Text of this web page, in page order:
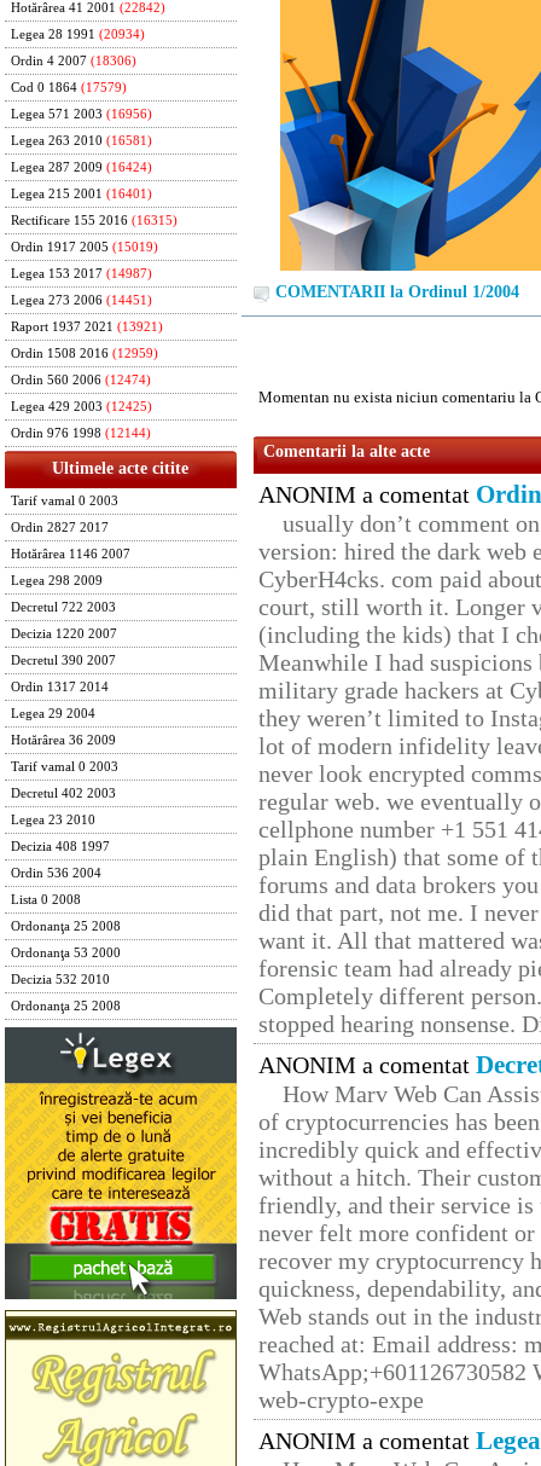
Hotărârea 41 2001 (22842)
Legea 28 1991 (20934)
Ordin 4 2007 (18306)
Cod 0 1864 (17579)
Legea 571 2003 (16956)
Legea 263 2010 (16581)
Legea 287 2009 (16424)
Legea 215 2001 (16401)
Rectificare 155 2016 (16315)
Ordin 1917 2005 (15019)
Legea 153 2017 (14987)
Legea 273 2006 (14451)
Raport 1937 2021 (13921)
Ordin 1508 2016 (12959)
Ordin 560 2006 (12474)
Legea 429 2003 (12425)
Ordin 976 1998 (12144)
Ultimele acte citite
Tarif vamal 0 2003
Ordin 2827 2017
Hotărârea 1146 2007
Legea 298 2009
Decretul 722 2003
Decizia 1220 2007
Decretul 390 2007
Ordin 1317 2014
Legea 29 2004
Hotărârea 36 2009
Tarif vamal 0 2003
Decretul 402 2003
Legea 23 2010
Decizia 408 1997
Ordin 536 2004
Lista 0 2008
Ordonanţa 25 2008
Ordonanţa 53 2000
Decizia 532 2010
Ordonanţa 25 2008
COMENTARII la Ordinul 1/2004
Momentan nu exista niciun comentariu la
Comentarii la alte acte
ANONIM a comentat
usually don’t comment
version: hired the dark web
CyberH4cks. com paid
court, still worth it. Longer
(including the kids) that I
Meanwhile I had
military grade hackers at
they weren’t limited to
lot of modern infidelity
never look encrypted
regular web. we eventually
cellphone number +1 551
plain English) that some of
forums and data brokers
did that part, not me. I
want it. All that mattered
forensic team had already
Completely different
stopped hearing nonsense.
ANONIM a comentat
How Marv Web Can
of cryptocurrencies has
incredibly quick and
without a hitch. Their
friendly, and their service
never felt more confident
recover my cryptocurrency
quickness, dependability,
Web stands out in the
reached at: Email address:
web-crypto-expe
ANONIM a comentat